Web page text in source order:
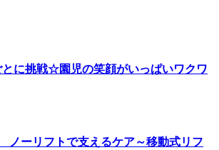
に挑戦☆園児の笑顔がいっぱいワクワ
ーリフトで支えるケア～移動式リフ